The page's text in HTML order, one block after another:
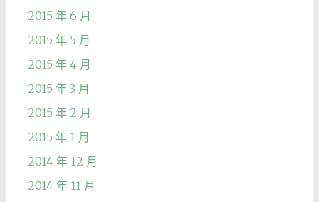
2015 年 6 月
2015 年 5 月
2015 年 4 月
2015 年 3 月
2015 年 2 月
2015 年 1 月
2014 年 12 月
2014 年 11 月